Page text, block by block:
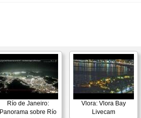
Río de Janeiro:
Panorama sobre Río
Vlora: Vlora Bay
Livecam